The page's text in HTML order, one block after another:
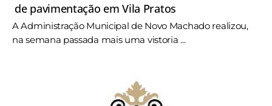
de pavimentação em Vila Pratos
A Administração Municipal de Novo Machado realizou,
na semana passada mais uma vistoria ...